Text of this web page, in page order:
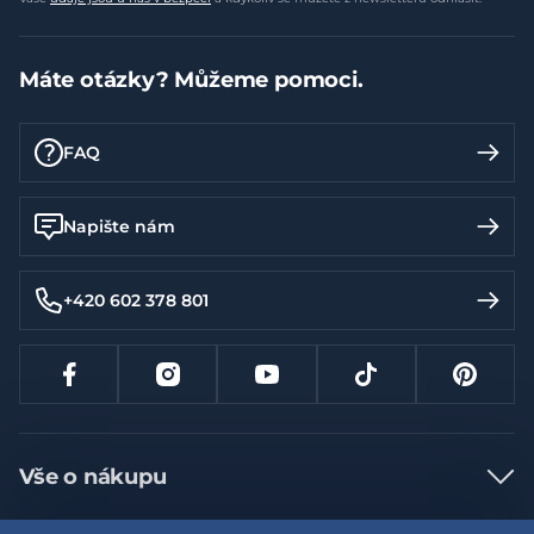
Máte otázky? Můžeme pomoci.
FAQ
Napište nám
+420 602 378 801
Vše o nákupu
Jak nakupovat